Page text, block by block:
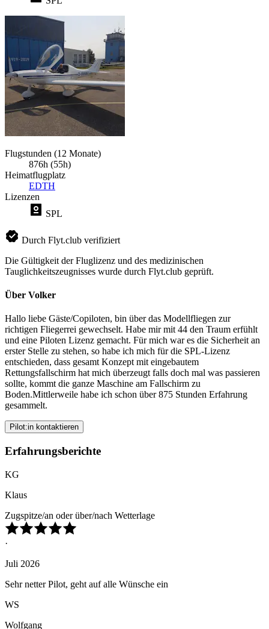
Flugstunden (12 Monate)
876h (55h)
Heimatflugplatz
EDTH
Lizenzen
SPL
Durch Flyt.club verifiziert
Die Gültigkeit der Fluglizenz und des medizinischen
Tauglichkeitszeugnisses wurde durch Flyt.club geprüft.
Über Volker
Hallo liebe Gäste/Copiloten, bin über das Modellfliegen zur
richtigen Fliegerrei gewechselt. Habe mir mit 44 den Traum erfühlt
und eine Piloten Lizenz gemacht. Für mich war es die Sicherheit an
erster Stelle zu stehen, so habe ich mich für die SPL-Lizenz
entschieden, dass gesamt Konzept mit eingebautem
Rettungsfallschirm hat mich überzeugt falls doch mal was passieren
sollte, kommt die ganze Maschine am Fallschirm zu
Boden.Mittlerweile habe ich schon über 875 Stunden Erfahrung
gesammelt.
Pilot:in kontaktieren
Erfahrungsberichte
KG
Klaus
Zugspitze/an oder über/nach Wetterlage
·
Juli 2026
Sehr netter Pilot, geht auf alle Wünsche ein
WS
Wolfgang